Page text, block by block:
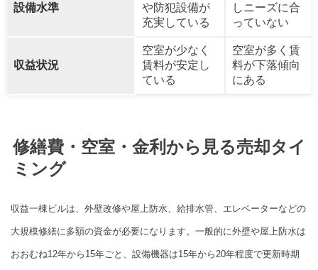
設備水準
や防犯設備が
充実している
しニーズに合
っていない
収益状況
空室が少なく
賃料が安定し
ている
空室が多く賃
料が下落傾向
にある
修繕費・空室・金利から見る売却タイ
ミング
収益一棟ビルは、外壁改修や屋上防水、給排水管、エレベーターなどの
大規模修繕に多額の資金が必要になります。一般的に外壁や屋上防水は
おおむね12年から15年ごと、設備機器は15年から20年程度で更新時期